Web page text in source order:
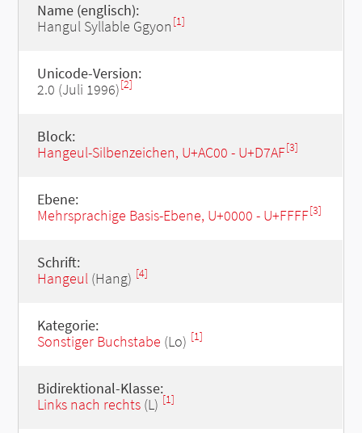
Name (englisch):
Hangul Syllable Ggyon [1]
Unicode-Version:
2.0 (Juli 1996)[2]
Block:
Hangeul-Silbenzeichen, U+AC00 - U+D7AF[3]
Ebene:
Mehrsprachige Basis-Ebene, U+0000 - U+FFFF[3]
Schrift:
Hangeul(Hang) [4]
Kategorie:
Sonstiger Buchstabe (Lo) [1]
Bidirektional-Klasse:
Links nach rechts(L) [1]